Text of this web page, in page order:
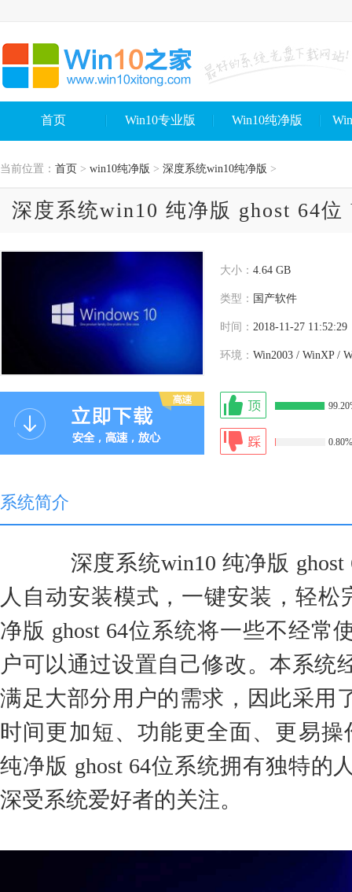
首页 Win10专业版 Win10纯净版
当前位置： 首页 > win10纯净版 > 深度系统win10纯净版 >
深度系统win10 纯净版 ghost 64位
大小： 4.64 GB
类型： 国产软件
时间： 2018-11-27 11:52:29
环境： Win2003 / WinXP /
0.80%
系统简介
深度系统win10 纯净版 ghost
人自动安装模式，一键安装，轻松
净版 ghost 64位系统将一些不经常
户可以通过设置自己修改。本系统
满足大部分用户的需求，因此采用
时间更加短、功能更全面、更易
纯净版 ghost 64位系统拥有独特的
深受系统爱好者的关注。